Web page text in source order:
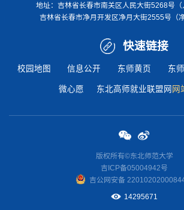
地址： 吉林省长春市南关区人民大街5268号（
吉林省长春市净月开发区净月大街2555号（
快速链接
校园地图 信息公开 东师黄页 东
微心愿 东北高师就业联盟网 网
版权所有©东北师范大学
吉ICP备05004942号
吉公网安备
14295671